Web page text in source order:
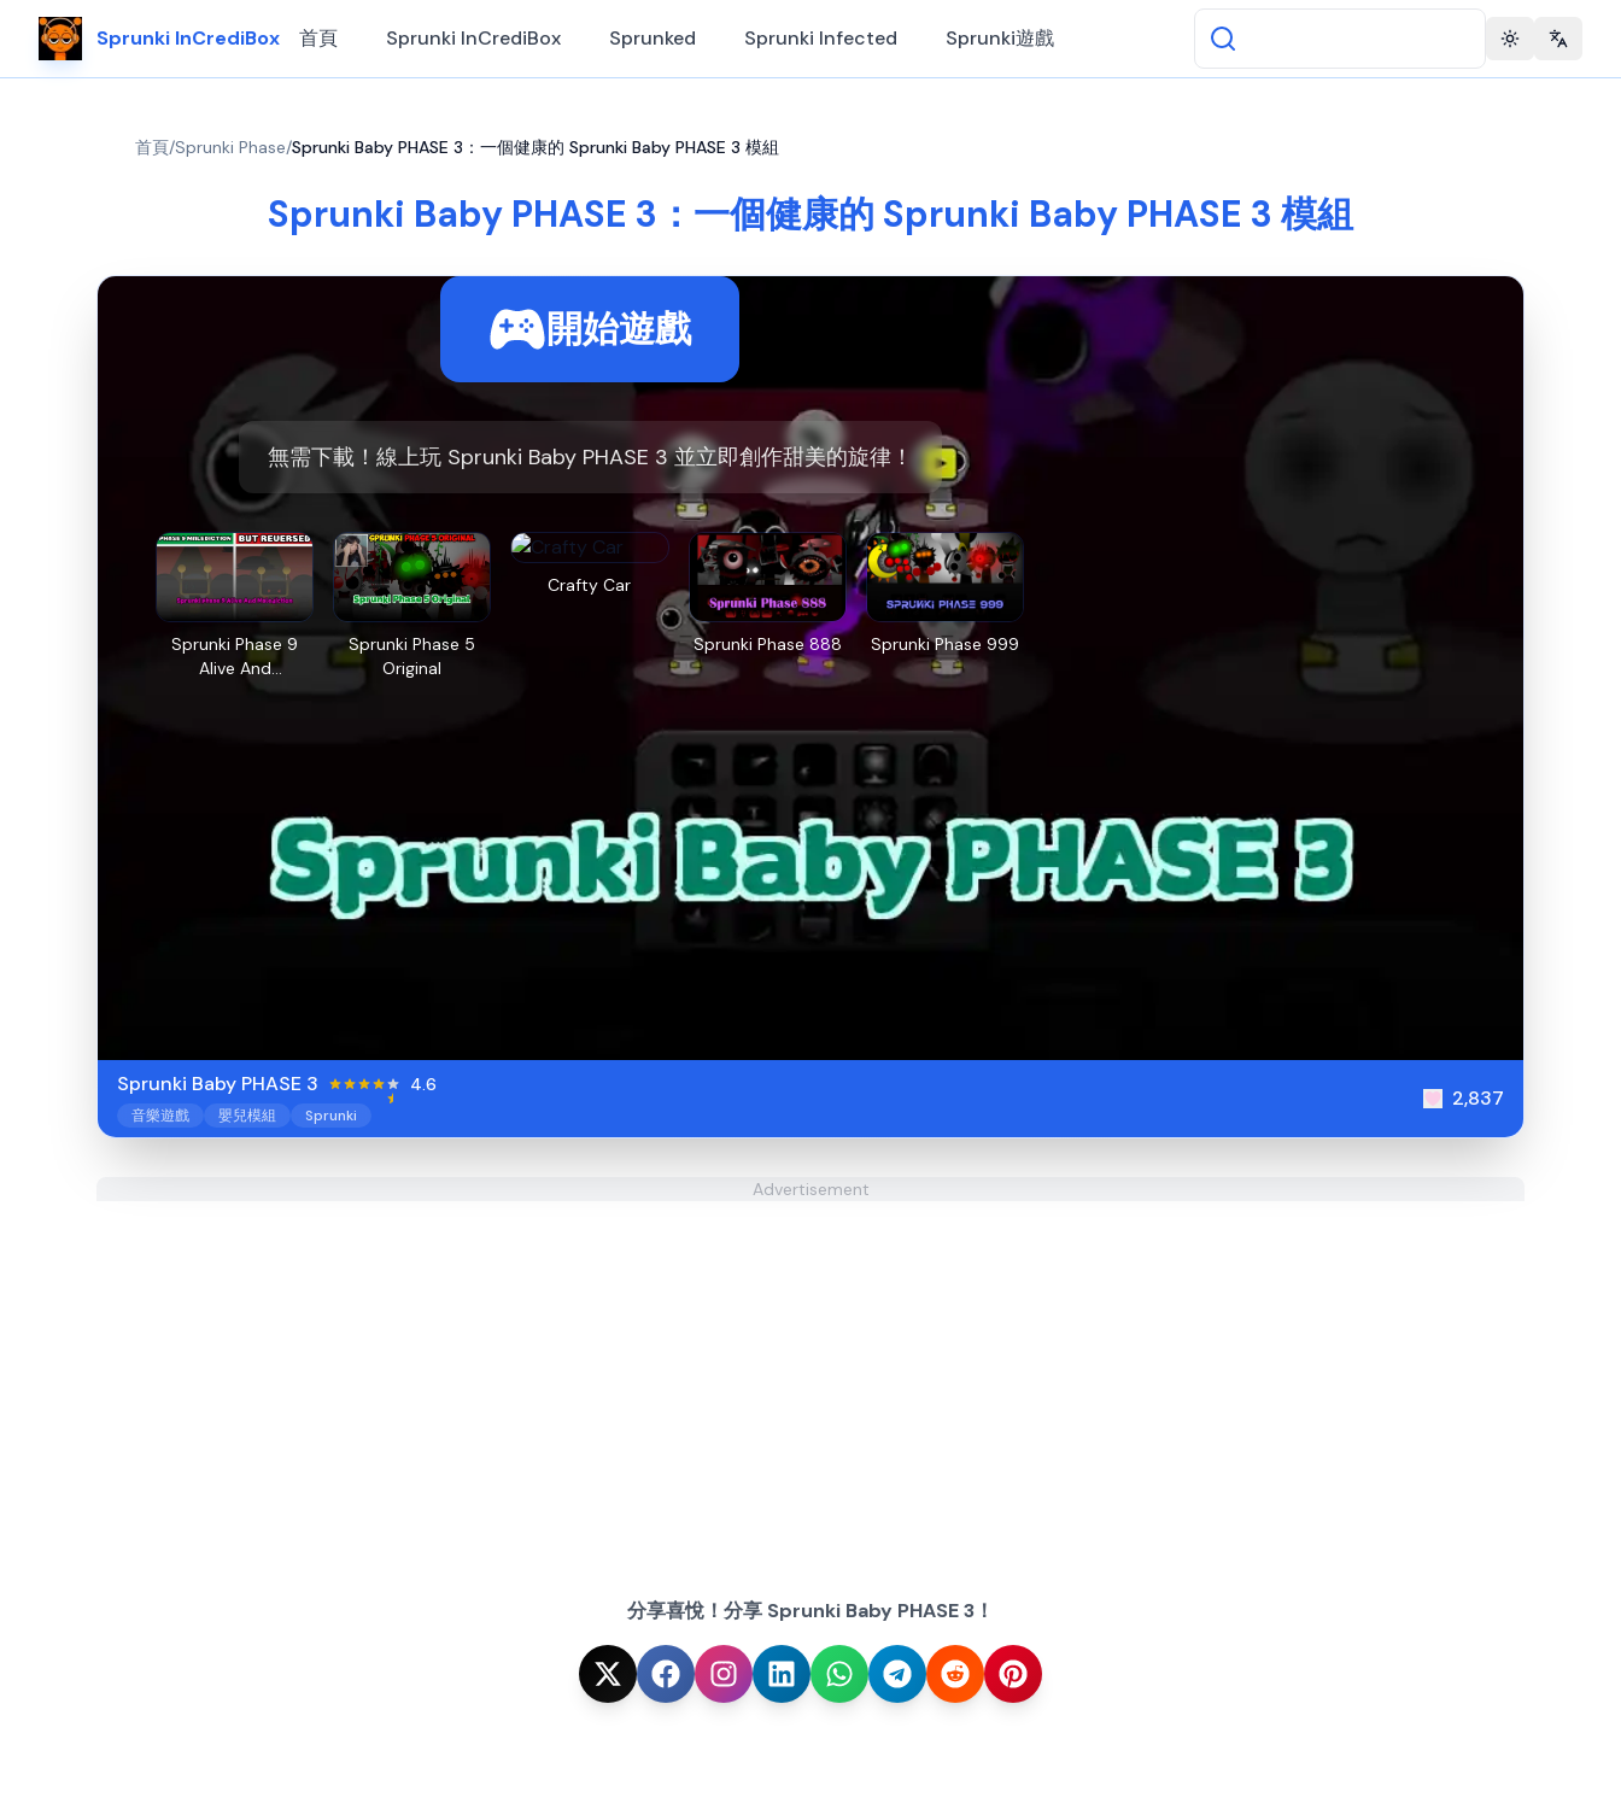
Sprunki InCrediBox 首頁 Sprunki InCrediBox Sprunked Sprunki Infected Sprunki遊戲 Toggle theme
首頁/Sprunki Phase/Sprunki Baby PHASE 3：一個健康的 Sprunki Baby PHASE 3 模組
Sprunki Baby PHASE 3：一個健康的 Sprunki Baby PHASE 3 模組
開始遊戲
無需下載！線上玩 Sprunki Baby PHASE 3 並立即創作甜美的旋律！
Sprunki Phase 9
Alive And
Malediction
Sprunki Phase 5
Original
Crafty Car
Sprunki Phase 888 Sprunki Phase 999
Sprunki Baby PHASE 3 4.6
音樂遊戲 嬰兒模組 Sprunki
2,837
Advertisement
分享喜悅！分享 Sprunki Baby PHASE 3！